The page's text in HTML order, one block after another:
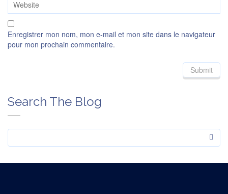
Enregistrer mon nom, mon e-mail et mon site dans le navigateur
pour mon prochain commentaire.
Search The Blog